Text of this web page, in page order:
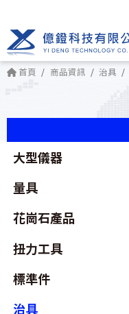
首頁 商品資訊 治具
大型儀器
量具
花崗石產品
扭力工具
標準件
治具